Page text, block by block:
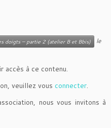
doigts – partie 2 (atelier B et Bbis)
le
accès à ce contenu.
veuillez vous connecter.
nous vous invitons à